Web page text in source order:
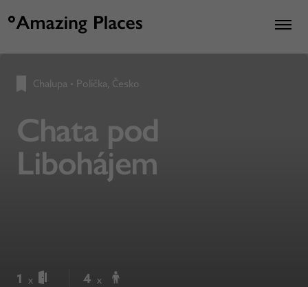
Chalupa • Polička, Česko
Chata pod
Libohájem
1 x 4 x